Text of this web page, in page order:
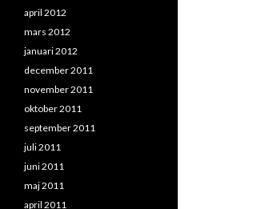
april 2012
mars 2012
januari 2012
december 2011
november 2011
oktober 2011
september 2011
juli 2011
juni 2011
maj 2011
april 2011